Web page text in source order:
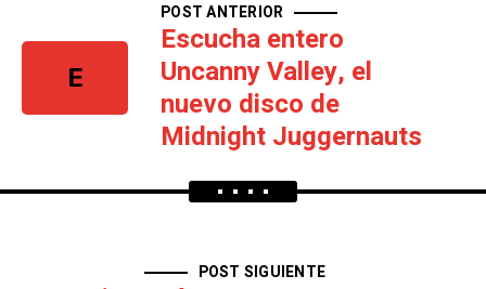
E
POST ANTERIOR
Escucha entero
Uncanny Valley, el
nuevo disco de
Midnight Juggernauts
POST SIGUIENTE